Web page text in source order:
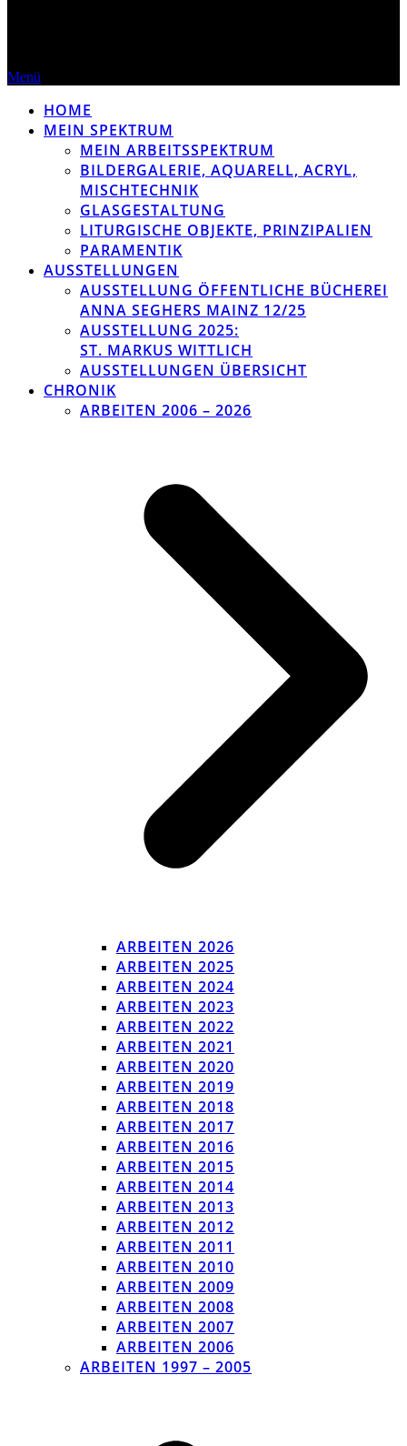
Menü
HOME
MEIN SPEKTRUM
MEIN ARBEITSSPEKTRUM
BILDERGALERIE, AQUARELL, ACRYL,
MISCHTECHNIK
GLASGESTALTUNG
LITURGISCHE OBJEKTE, PRINZIPALIEN
PARAMENTIK
AUSSTELLUNGEN
AUSSTELLUNG ÖFFENTLICHE BÜCHEREI
ANNA SEGHERS MAINZ 12/25
AUSSTELLUNG 2025:
ST. MARKUS WITTLICH
AUSSTELLUNGEN ÜBERSICHT
CHRONIK
ARBEITEN 2006 – 2026
ARBEITEN 2026
ARBEITEN 2025
ARBEITEN 2024
ARBEITEN 2023
ARBEITEN 2022
ARBEITEN 2021
ARBEITEN 2020
ARBEITEN 2019
ARBEITEN 2018
ARBEITEN 2017
ARBEITEN 2016
ARBEITEN 2015
ARBEITEN 2014
ARBEITEN 2013
ARBEITEN 2012
ARBEITEN 2011
ARBEITEN 2010
ARBEITEN 2009
ARBEITEN 2008
ARBEITEN 2007
ARBEITEN 2006
ARBEITEN 1997 – 2005